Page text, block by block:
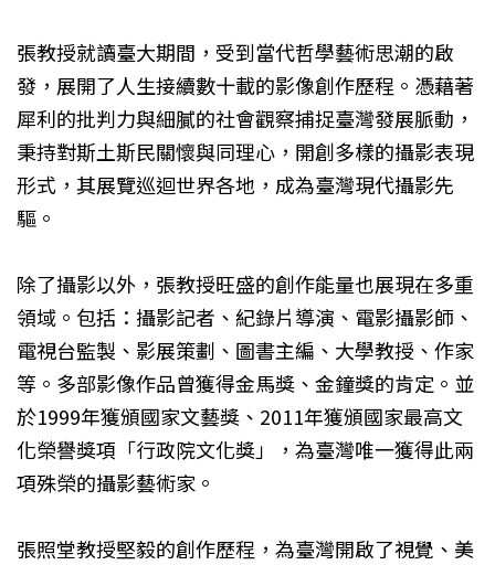
張教授就讀臺大期間，受到當代哲學藝術思潮的啟
發，展開了人生接續數十載的影像創作歷程。憑藉著
犀利的批判力與細膩的社會觀察捕捉臺灣發展脈動，
秉持對斯土斯民關懷與同理心，開創多樣的攝影表現
形式，其展覽巡迴世界各地，成為臺灣現代攝影先
驅。
除了攝影以外，張教授旺盛的創作能量也展現在多重
領域。包括：攝影記者、紀錄片導演、電影攝影師、
電視台監製、影展策劃、圖書主編、大學教授、作家
等。多部影像作品曾獲得金馬獎、金鐘獎的肯定。並
於1999年獲頒國家文藝獎、2011年獲頒國家最高文
化榮譽獎項「行政院文化獎」，為臺灣唯一獲得此兩
項殊榮的攝影藝術家。
張照堂教授堅毅的創作歷程，為臺灣開啟了視覺、美